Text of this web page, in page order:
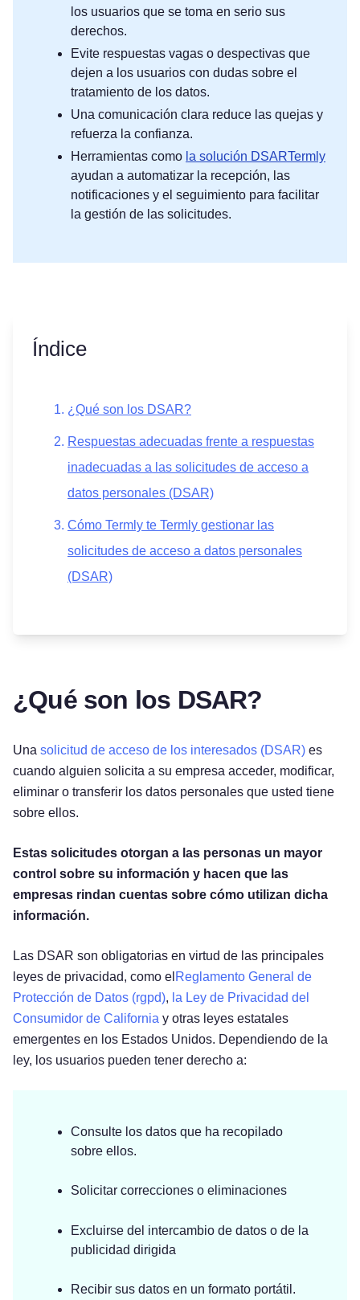
los usuarios que se toma en serio sus
derechos.
Evite respuestas vagas o despectivas que
dejen a los usuarios con dudas sobre el
tratamiento de los datos.
Una comunicación clara reduce las quejas y
refuerza la confianza.
Herramientas como la solución DSARTermly
ayudan a automatizar la recepción, las
notificaciones y el seguimiento para facilitar
la gestión de las solicitudes.
Índice
¿Qué son los DSAR?
Respuestas adecuadas frente a respuestas
inadecuadas a las solicitudes de acceso a
datos personales (DSAR)
Cómo Termly te Termly gestionar las
solicitudes de acceso a datos personales
(DSAR)
¿Qué son los DSAR?
Una solicitud de acceso de los interesados (DSAR) es
cuando alguien solicita a su empresa acceder, modificar,
eliminar o transferir los datos personales que usted tiene
sobre ellos.
Estas solicitudes otorgan a las personas un mayor
control sobre su información y hacen que las
empresas rindan cuentas sobre cómo utilizan dicha
información.
Las DSAR son obligatorias en virtud de las principales
leyes de privacidad, como el Reglamento General de
Protección de Datos (rgpd), la Ley de Privacidad del
Consumidor de California y otras leyes estatales
emergentes en los Estados Unidos. Dependiendo de la
ley, los usuarios pueden tener derecho a:
Consulte los datos que ha recopilado
sobre ellos.
Solicitar correcciones o eliminaciones
Excluirse del intercambio de datos o de la
publicidad dirigida
Recibir sus datos en un formato portátil.